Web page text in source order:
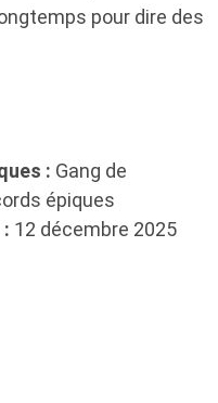
pour dire des
: Gang de
épiques
12 décembre 2025